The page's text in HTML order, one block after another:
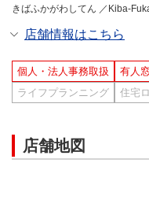
きばふかがわしてん ／Kiba-
店舗情報はこちら
個人・法人事務取扱 有人
ライフプランニング
住宅
店舗地図